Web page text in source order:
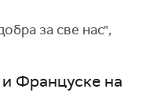
за све нас",
Француске на